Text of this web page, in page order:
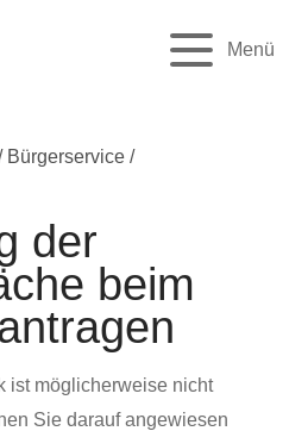
Menü
Bürgerservice /
der
beim
ist möglicherweise nicht
Sie darauf angewiesen